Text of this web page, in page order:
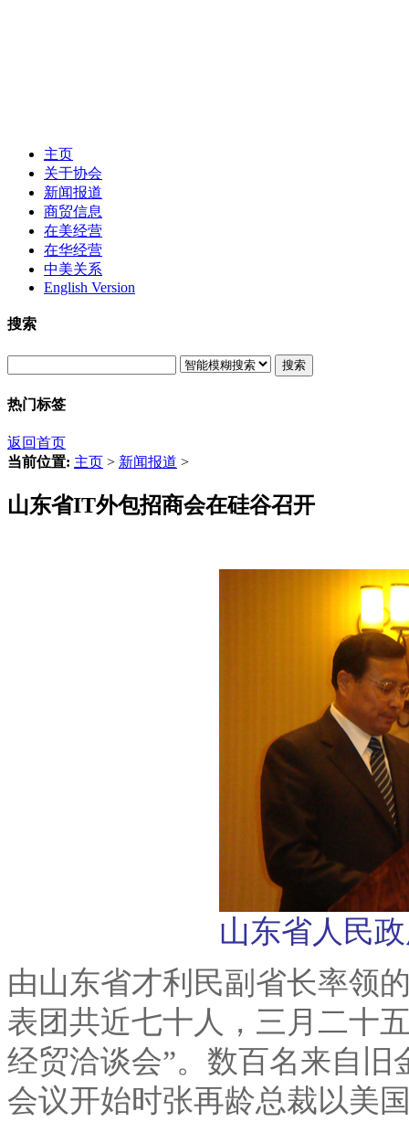
主页
关于协会
新闻报道
商贸信息
在美经营
在华经营
中美关系
English Version
搜索
搜索
热门标签
返回首页
当前位置: 主页 > 新闻报道 >
山东省IT外包招商会在硅谷召开
山东省人民
由山东省才利民副省长率领
表团共近七十人，三月二十
经贸洽谈会”。数百名来自旧
会议开始时张再龄总裁以美